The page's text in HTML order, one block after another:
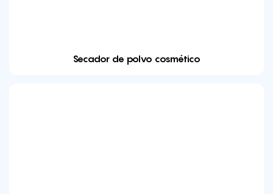
Secador de polvo cosmético